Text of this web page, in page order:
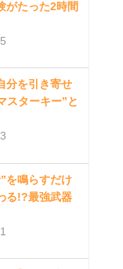
がたった2時間
分を引き寄せ
スターキー”と
を鳴らすだけ
る!?最強武器